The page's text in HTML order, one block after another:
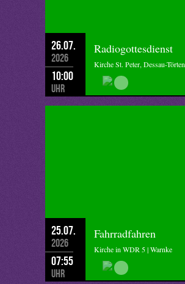
26.07.
2026
10:00
Uhr
Radiogottesdienst
Kirche St. Peter, Dessau-Törten
25.07.
2026
07:55
Uhr
Fahrradfahren
Kirche in WDR 5 | Warnke